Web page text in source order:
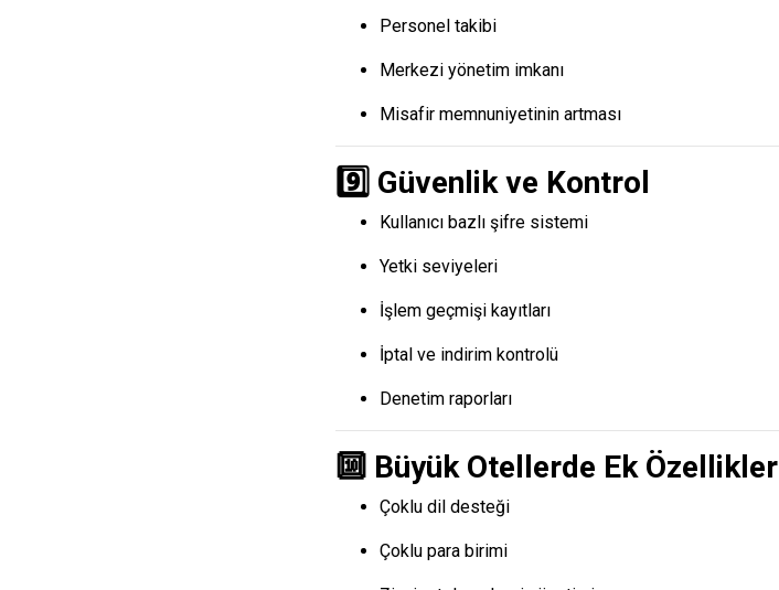
Personel takibi
Merkezi yönetim imkanı
Misafir memnuniyetinin artması
9️⃣ Güvenlik ve Kontrol
Kullanıcı bazlı şifre sistemi
Yetki seviyeleri
İşlem geçmişi kayıtları
İptal ve indirim kontrolü
Denetim raporları
🔟 Büyük Otellerde Ek Özellikler
Çoklu dil desteği
Çoklu para birimi